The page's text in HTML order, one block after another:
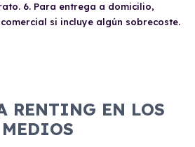
6. Para entrega a domicilio,
si incluye algún sobrecoste.
RENTING EN LOS
MEDIOS